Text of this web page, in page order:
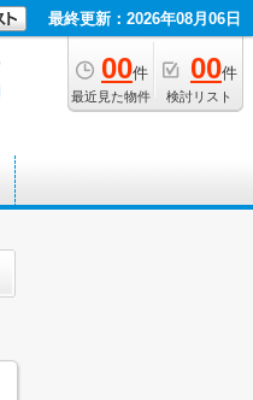
最終更新：2026年08月06日
00件
最近見た物件
00件
検討リスト